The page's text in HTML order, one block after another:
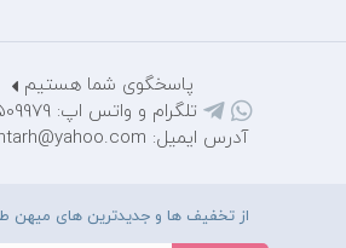
پاسخگوی شما هستیم
تلگرام و واتس اپ: 09128509979
آدرس ایمیل: mihantarh@yahoo.com
از تخفیف ها و جدیدترین های میهن